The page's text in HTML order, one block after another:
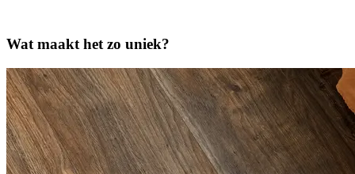
Wat maakt het zo uniek?